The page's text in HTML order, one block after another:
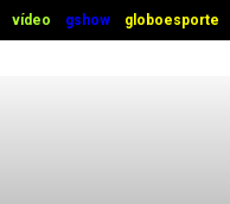
vídeo gshow globoesporte